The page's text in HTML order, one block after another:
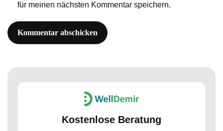
für meinen nächsten Kommentar speichern.
Kostenlose Beratung